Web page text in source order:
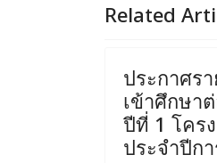
Related
ประกาศร
เข้าศึกษา
ปีที่ 1 โคร
ประจำปีก